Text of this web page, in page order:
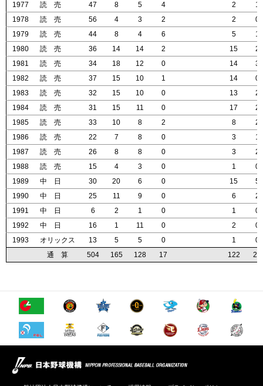
1977
読 売 47 8 5 4 2
1
1978
読 売 56 4 3 2 2
0
1979
読 売 44 8 4 6 5
1
1980
読 売 36 14 14 2 15
2
1981
読 売 34 18 12 0 14
3
1982
読 売 37 15 10 1 14
0
1983
読 売 32 15 10 0 13
2
1984
読 売 31 15 11 0 17
2
1985
読 売 33 10 8 2 8
2
1986
読 売 22 7 8 0 3
1
1987
読 売 26 8 8 0 3
2
1988
読 売 15 4 3 0 1
0
1989
中 日 30 20 6 0 15
5
1990
中 日 25 11 9 0 6
2
1991
中 日 6 2 1 0 1
0
1992
中 日 16 1 11 0 2
0
1993
オリックス 13 5 5 0 1
0
通 算
504 165 128 17 122 23
1977
読 売 47 8 5 4 2
1
1978
読 売 56 4 3 2 2
0
1979
読 売 44 8 4 6 5
1
1980
読 売 36 14 14 2 15
2
1981
読 売 34 18 12 0 14
3
1982
読 売 37 15 10 1 14
0
1983
読 売 32 15 10 0 13
2
1984
読 売 31 15 11 0 17
2
1985
読 売 33 10 8 2 8
2
1986
読 売 22 7 8 0 3
1
1987
読 売 26 8 8 0 3
2
1988
読 売 15 4 3 0 1
0
1989
中 日 30 20 6 0 15
5
1990
中 日 25 11 9 0 6
2
1991
中 日 6 2 1 0 1
0
1992
中 日 16 1 11 0 2
0
1993
オリックス 13 5 5 0 1
0
通 算
504 165 128 17 122 23
1977
読 売 47 8 5 4 2
1
1978
読 売 56 4 3 2 2
0
1979
読 売 44 8 4 6 5
1
1980
読 売 36 14 14 2 15
2
1981
読 売 34 18 12 0 14
3
1982
読 売 37 15 10 1 14
0
1983
読 売 32 15 10 0 13
2
1984
読 売 31 15 11 0 17
2
1985
読 売 33 10 8 2 8
2
1986
読 売 22 7 8 0 3
1
1987
読 売 26 8 8 0 3
2
1988
読 売 15 4 3 0 1
0
1989
中 日 30 20 6 0 15
5
1990
中 日 25 11 9 0 6
2
1991
中 日 6 2 1 0 1
0
1992
中 日 16 1 11 0 2
0
1993
オリックス 13 5 5 0 1
0
通 算
504 165 128 17 122 23
1977
読 売 47 8 5 4 2
1
1978
読 売 56 4 3 2 2
0
1979
読 売 44 8 4 6 5
1
1980
読 売 36 14 14 2 15
2
1981
読 売 34 18 12 0 14
3
1982
読 売 37 15 10 1 14
0
1983
読 売 32 15 10 0 13
2
1984
読 売 31 15 11 0 17
2
1985
読 売 33 10 8 2 8
2
1986
読 売 22 7 8 0 3
1
1987
読 売 26 8 8 0 3
2
1988
読 売 15 4 3 0 1
0
1989
中 日 30 20 6 0 15
5
1990
中 日 25 11 9 0 6
2
1991
中 日 6 2 1 0 1
0
1992
中 日 16 1 11 0 2
0
1993
オリックス 13 5 5 0 1
0
通 算
504 165 128 17 122 23